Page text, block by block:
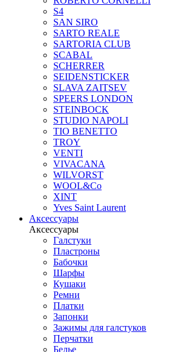
S4
SAN SIRO
SARTO REALE
SARTORIA CLUB
SCABAL
SCHERRER
SEIDENSTICKER
SLAVA ZAITSEV
SPEERS LONDON
STEINBOCK
STUDIO NAPOLI
TIO BENETTO
TROY
VENTI
VIVACANA
WILVORST
WOOL&Co
XINT
Yves Saint Laurent
Аксессуары
Аксессуары
Галстуки
Пластроны
Бабочки
Шарфы
Кушаки
Ремни
Платки
Запонки
Зажимы для галстуков
Перчатки
Белье